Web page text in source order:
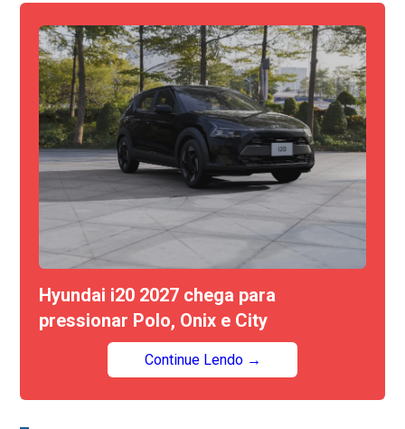
Hyundai i20 2027 chega para
pressionar Polo, Onix e City
Continue Lendo →